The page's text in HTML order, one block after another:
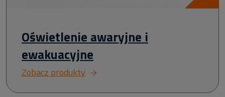
Oświetlenie awaryjne i
ewakuacyjne
Zobacz produkty